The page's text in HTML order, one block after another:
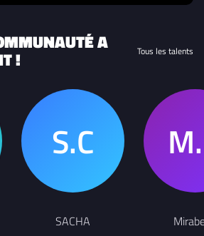
A
! Tous les talents
SACHA